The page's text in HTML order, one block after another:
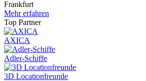
Frankfurt
Mehr erfahren
Top Partner
AXICA
Adler-Schiffe
3D Locationfreunde